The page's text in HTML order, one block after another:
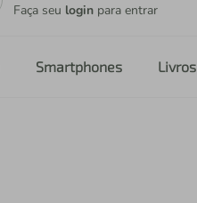
Faça seu login para entrar
Smartphones Livros